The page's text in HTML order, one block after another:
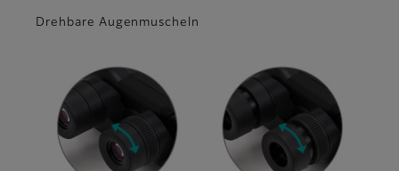
Drehbare Augenmuscheln